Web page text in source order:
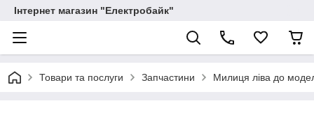
Інтернет магазин "Електробайк"
Товари та послуги Запчастини Милиця ліва до